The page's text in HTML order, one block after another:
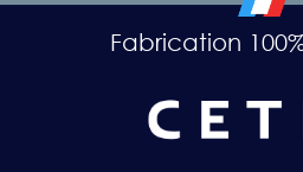
Fabrication